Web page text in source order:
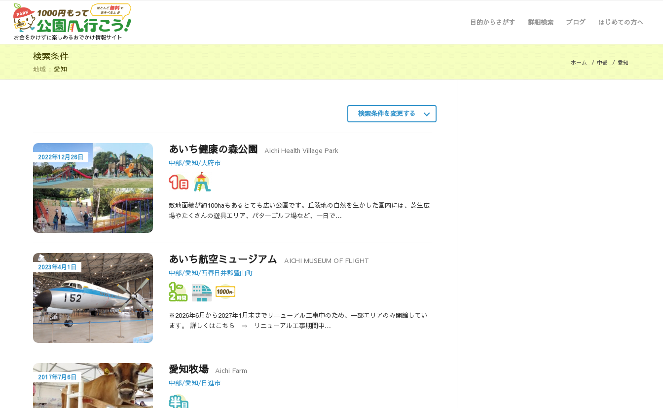
お金をかけずに楽しめるおでかけ情報サイト
目的からさがす 詳細検索 ブログ はじめての方へ
検索条件
地域 愛知
ホーム / 中部 / 愛知
検索条件を変更する
2022年12月26日
あいち健康の森公園
Aichi Health Village Park
中部/愛知/大府市
敷地面積が約100haもあるとても広い公園です。丘陵地の自然を生かした園内には、芝生広
場やたくさんの遊具エリア、パターゴルフ場など、一日で…
2023年4月1日
あいち航空ミュージアム
AICHI MUSEUM OF FLIGHT
中部/愛知/西春日井郡豊山町
※2026年6月から2027年1月末までリニューアル工事中のため、一部エリアのみ開館してい
ます。 詳しくはこちら ⇒ リニューアル工事期間中…
2017年7月6日
愛知牧場
Aichi Farm
中部/愛知/日進市